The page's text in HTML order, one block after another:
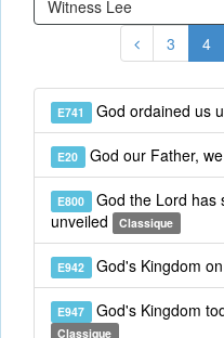
3 4
E741 God ordained us
E20 God our Father,
E800 God the Lord has
unveiled
Classique
E942 God's Kingdom
E947 God's Kingdom
Classique